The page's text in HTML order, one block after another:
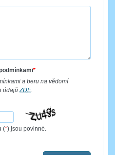
*
a beru na vědomí
údajůZDE.
(*) jsou povinné.